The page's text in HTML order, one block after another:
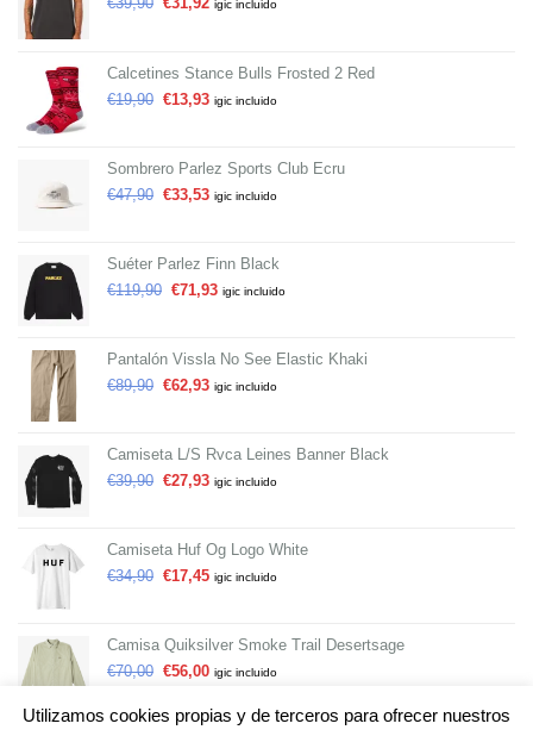
igic incluido
Calcetines Stance Bulls Frosted 2 Red
€19,90 €13,93 igic incluido
Sombrero Parlez Sports Club Ecru
€47,90 €33,53 igic incluido
Suéter Parlez Finn Black
€119,90 €71,93 igic incluido
Pantalón Vissla No See Elastic Khaki
€89,90 €62,93 igic incluido
Camiseta L/S Rvca Leines Banner Black
€39,90 €27,93 igic incluido
Camiseta Huf Og Logo White
€34,90 €17,45 igic incluido
Camisa Quiksilver Smoke Trail Desertsage
€70,00 €56,00 igic incluido
Utilizamos cookies propias y de terceros para ofrecer nuestros